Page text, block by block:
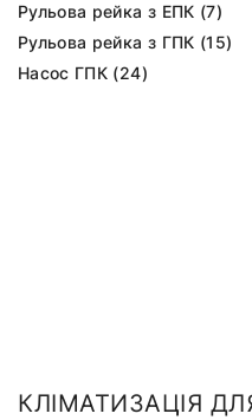
Рульова рейка з ЕПК (7)
Рульова рейка з ГПК (15)
Насос ГПК (24)
КЛІМАТИЗАЦІЯ